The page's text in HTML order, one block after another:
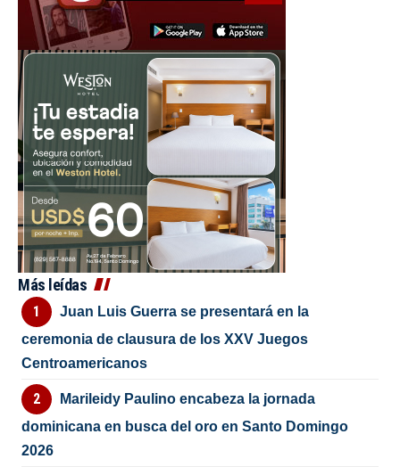
Más leídas
Juan Luis Guerra se presentará en la
ceremonia de clausura de los XXV Juegos
Centroamericanos
Marileidy Paulino encabeza la jornada
dominicana en busca del oro en Santo Domingo
2026